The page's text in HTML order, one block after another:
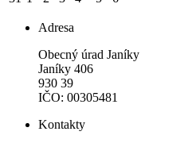
Adresa
Obecný úrad Janíky
Janíky 406
930 39
IČO: 00305481
Kontakty